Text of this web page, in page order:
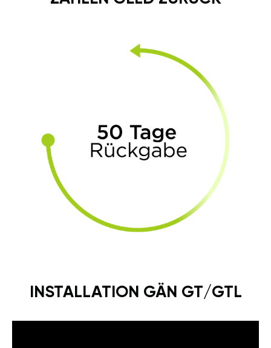
INSTALLATION GÄN GT/GTL